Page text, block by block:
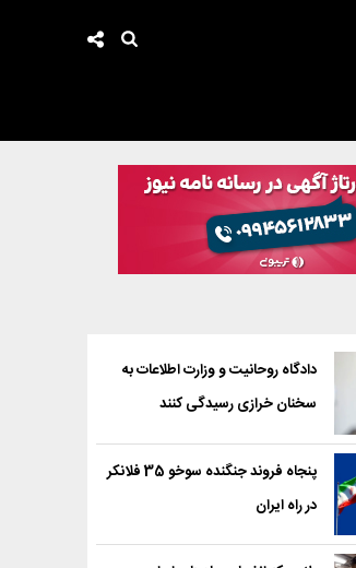
دادگاه روحانیت و وزارت اطلاعات به
سخنان خرازی رسیدگی کنند
پنجاه فروند جنگنده سوخو 35 فلانکر
در راه ایران